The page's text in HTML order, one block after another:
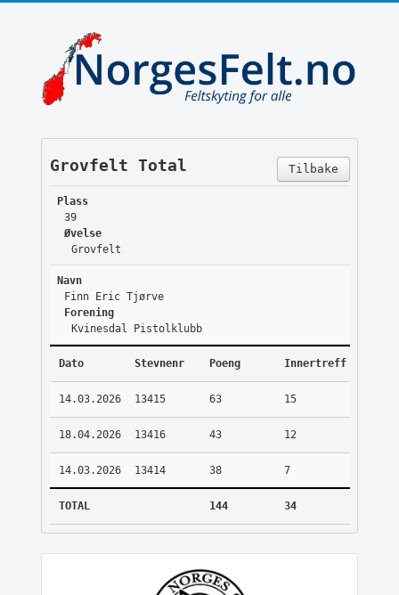
Tilbake
Grovfelt Total
Plass
39
Øvelse
Grovfelt
Navn
Finn Eric Tjørve
Forening
Kvinesdal Pistolklubb
Dato Stevnenr Poeng Innertreff
14.03.2026 13415 63 15
18.04.2026 13416 43 12
14.03.2026 13414 38 7
TOTAL 144 34